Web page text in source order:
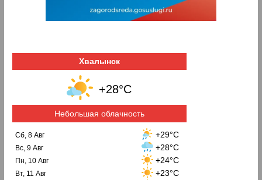
Хвалынск
+28°C
Небольшая облачность
Сб, 8 Авг +29°C
Вс, 9 Авг +28°C
Пн, 10 Авг +24°C
Вт, 11 Авг +23°C